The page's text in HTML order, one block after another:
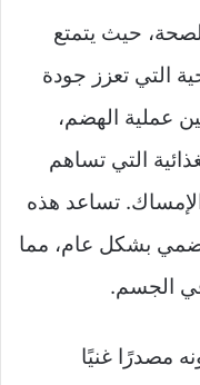
حيث يتمتع
التي تعزز جودة
عملية الهضم،
التي تساهم
تساعد هذه
بشكل عام، مما
الجسم.
مصدرًا غنيًا